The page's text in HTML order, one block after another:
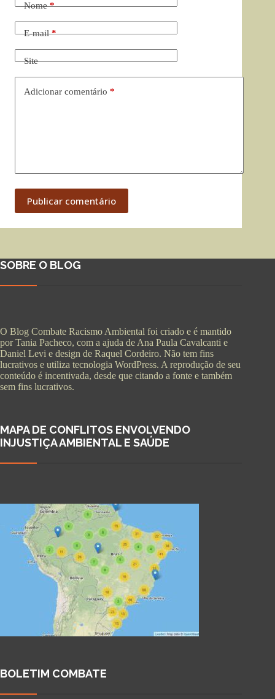
Nome*
E-mail*
Site
Adicionar comentário *
Publicar comentário
SOBRE O BLOG
O Blog Combate Racismo Ambiental foi criado e é mantido
por Tania Pacheco, com a ajuda de Ana Paula Cavalcanti e
Daniel Levi e design de Raquel Cordeiro. Não tem fins
lucrativos e utiliza tecnologia WordPress. A reprodução de seu
conteúdo é incentivada, desde que citando a fonte e também
sem fins lucrativos.
MAPA DE CONFLITOS ENVOLVENDO
INJUSTIÇA AMBIENTAL E SAÚDE
BOLETIM COMBATE